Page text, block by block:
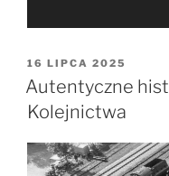
OPUBLIKOWANE
W
16 LIPCA 2025
Autentyczne
Kolejnictwa